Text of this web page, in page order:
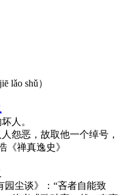
lǎo shǔ）
人。
怨恶，故取他一个绰号，
《禅真逸史》
园尘谈》：“吝者自能致